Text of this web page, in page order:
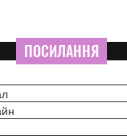
ПОСИЛАННЯ